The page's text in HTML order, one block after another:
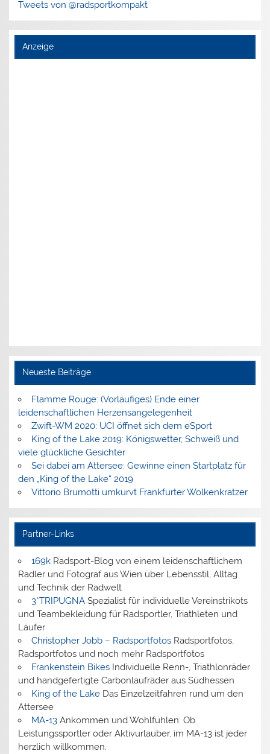
Tweets von @radsportkompakt
Anzeige
Neueste Beiträge
Flamme Rouge: (Vorläufiges) Ende einer
leidenschaftlichen Herzensangelegenheit
Zwift-WM 2020: UCI öffnet sich dem eSport
King of the Lake 2019: Königswetter, Schweiß und
viele glückliche Gesichter
Sei dabei am Attersee: Gewinne einen Startplatz für
den „King of the Lake“ 2019
Vittorio Brumotti umkurvt Frankfurter Wolkenkratzer
Partner-Links
169kRadsport-Blog von einem leidenschaftlichem
Radler und Fotograf aus Wien über Lebensstil, Alltag
und Technik der Radwelt
3*TRIPUGNASpezialist für individuelle Vereinstrikots
und Teambekleidung für Radsportler, Triathleten und
Läufer
Christopher Jobb – RadsportfotosRadsportfotos,
Radsportfotos und noch mehr Radsportfotos
Frankenstein BikesIndividuelle Renn-, Triathlonräder
und handgefertigte Carbonlaufräder aus Südhessen
King of the LakeDas Einzelzeitfahren rund um den
Attersee
MA-13Ankommen und Wohlfühlen: Ob
Leistungssportler oder Aktivurlauber, im MA-13 ist jeder
herzlich willkommen.